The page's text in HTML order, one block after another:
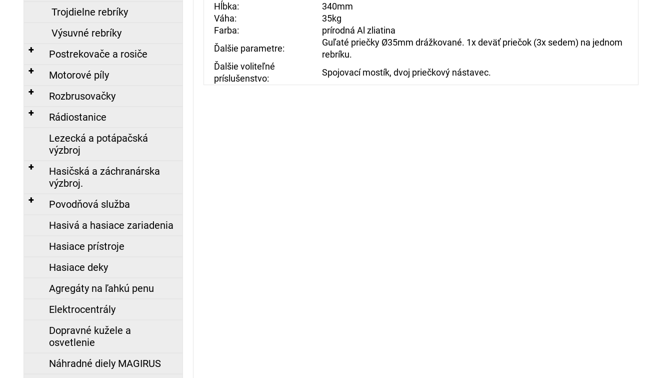
Trojdielne rebríky
Výsuvné rebríky
Postrekovače a rosiče
Motorové píly
Rozbrusovačky
Rádiostanice
Lezecká a potápačská
výzbroj
Hasičská a záchranárska
výzbroj.
Povodňová služba
Hasivá a hasiace zariadenia
Hasiace prístroje
Hasiace deky
Agregáty na ľahkú penu
Elektrocentrály
Dopravné kužele a
osvetlenie
Náhradné diely MAGIRUS
Hĺbka:
340mm
Váha:
35kg
Farba:
prírodná Al zliatina
Ďalšie parametre:
Guľaté priečky Ø35mm drážkované. 1x deväť priečok (3x sedem) na jednom
rebríku.
Ďalšie voliteľné
príslušenstvo:
Spojovací mostík, dvoj priečkový nástavec.
Nasledujúce
KRAVATA
S
LOGOM
SR,
17,10
€
ZÁSAHOVÁ
NOMEX
23,98
€
RED
-
ZÁSAHOVÝ
-
NOMEX®
€